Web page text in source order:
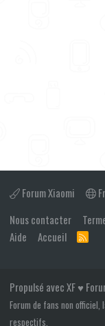
Forum Xiaomi
Nous contacter
Aide
Accueil
R
Propulsé avec XF ♥
Forum de fans non
respectifs.